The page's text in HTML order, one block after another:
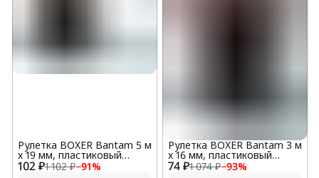
102 ₽1 102 ₽−91%
Рулетка BOXER Bantam 5 м
х 19 мм, пластиковый
корпус
74 ₽1 074 ₽−93%
Рулетка BOXER Bantam 3 м
х 16 мм, пластиковый
корпус